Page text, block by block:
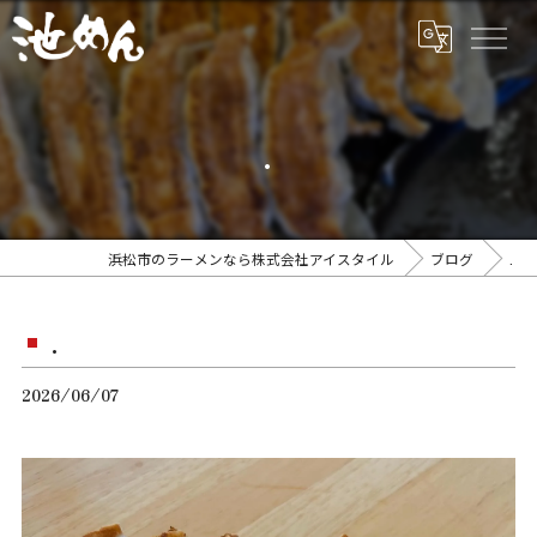
.
浜松市のラーメンなら株式会社アイスタイル ブログ
.
2026/06/07